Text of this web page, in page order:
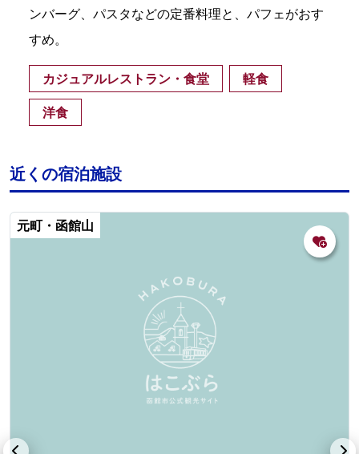
ンバーグ、パスタなどの定番料理と、パフェがおす
すめ。
カジュアルレストラン・食堂
軽食
洋食
近くの宿泊施設
元町・函館山